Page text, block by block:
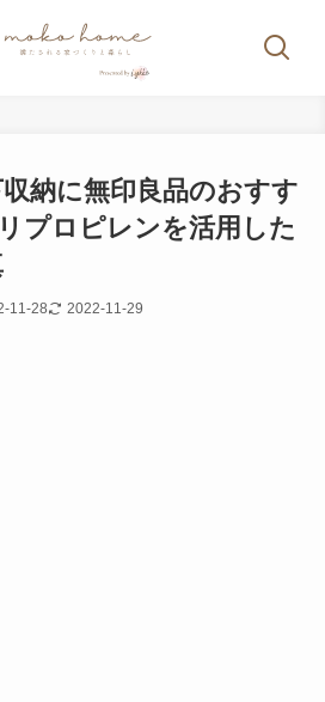
納に無印良品のおすす
プロピレンを活用した
11-28 2022-11-29